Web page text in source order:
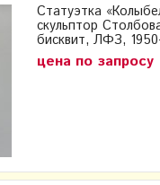
Статуэтка
скульптор
бисквит, ЛФЗ,
цена по запросу